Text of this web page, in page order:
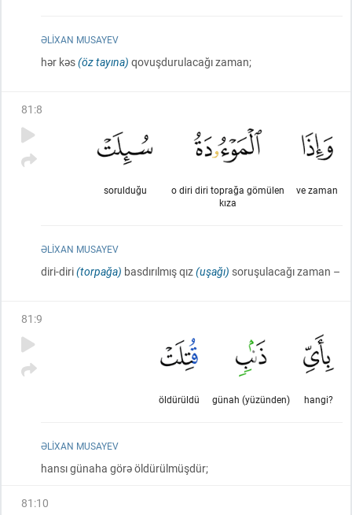
ƏLIXAN MUSAYEV
hər kəs(öz tayına) qovuşdurulacağı zaman;
81 :8
ve zaman
o diri diri toprağa gömülen
kıza
sorulduğu
ƏLIXAN MUSAYEV
diri-diri(torpağa) basdırılmış qız(uşağı) soruşulacağı zaman –
81 :9
hangi?
günah (yüzünden)
öldürüldü
ƏLIXAN MUSAYEV
hansı günaha görə öldürülmüşdür;
81 :10